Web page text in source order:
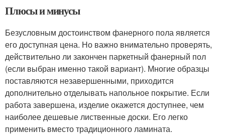
Плюсы и минусы
Безусловным достоинством фанерного пола является
его доступная цена. Но важно внимательно проверять,
действительно ли закончен паркетный фанерный пол
(если выбран именно такой вариант). Многие образцы
поставляются незавершенными, приходится
дополнительно отделывать напольное покрытие. Если
работа завершена, изделие окажется доступнее, чем
наиболее дешевые лиственные доски. Его легко
применить вместо традиционного ламината.